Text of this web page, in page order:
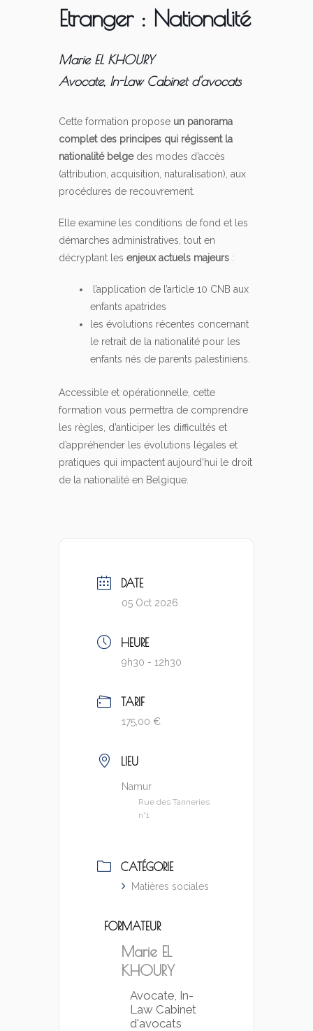
Etranger : Nationalité
Marie EL KHOURY
Avocate, In-Law Cabinet d'avocats
Cette formation propose un panorama
complet des principes qui régissent la
nationalité belgedes modes d’accès
(attribution, acquisition, naturalisation), aux
procédures de recouvrement.
Elle examine les conditions de fond et les
démarches administratives, tout en
décryptant les enjeux actuels majeurs :
l’application de l’article 10 CNB aux
enfants apatrides
les évolutions récentes concernant
le retrait de la nationalité pour les
enfants nés de parents palestiniens.
Accessible et opérationnelle, cette
formation vous permettra de comprendre
les règles, d’anticiper les difficultés et
d’appréhender les évolutions légales et
pratiques qui impactent aujourd’hui le droit
de la nationalité en Belgique.
DATE
05 Oct 2026
HEURE
9h30 - 12h30
TARIF
175,00 €
LIEU
Namur
Rue des Tanneries
n°1
CATÉGORIE
Matières sociales
FORMATEUR
Marie EL
KHOURY
Avocate, In-
Law Cabinet
d'avocats